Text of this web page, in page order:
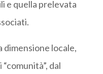
e quella prelevata
locale,
dal